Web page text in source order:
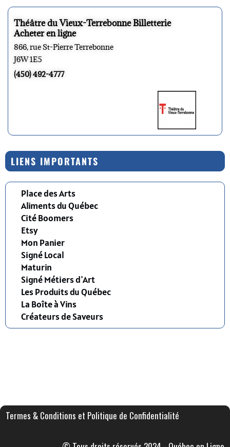
Théâtre du Vieux-Terrebonne Billetterie
Acheter en ligne
866, rue St-Pierre Terrebonne
J6W 1E5
(450) 492-4777
LIENS IMPORTANTS
Place des Arts
Aliments du Québec
Cité Boomers
Etsy
Mon Panier
Signé Local
Maturin
Signé Métiers d'Art
Les Produits du Québec
La Boîte à Vins
Créateurs de Saveurs
Termes & Conditions et Politique de Confidentialité